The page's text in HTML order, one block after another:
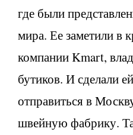
где были
мира. Ее заметили в
компании Kmart,
бутиков. И сделали
отправиться в
швейную фабрику.